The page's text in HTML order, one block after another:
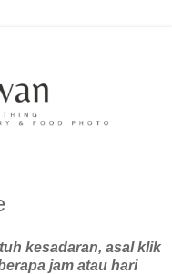
kesadaran, asal klik
jam atau hari